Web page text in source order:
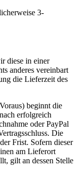
3-
diese in einer
anderes vereinbart
die Lieferzeit des
beginnt die
erfolgreich
oder PayPal
Die
Frist. Sofern dieser
am Lieferort
gilt an dessen Stelle